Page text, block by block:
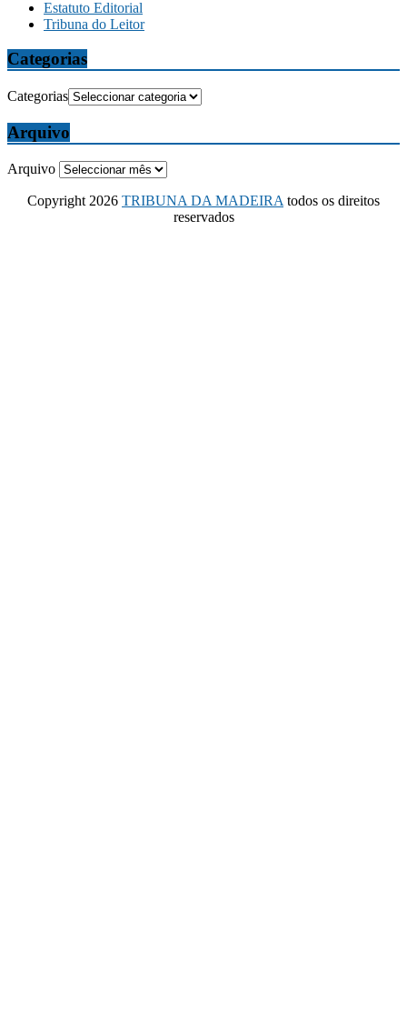
Estatuto Editorial
Tribuna do Leitor
Categorias
Categorias
Arquivo
Arquivo
Copyright 2026 TRIBUNA DA MADEIRAtodos os direitos
reservados